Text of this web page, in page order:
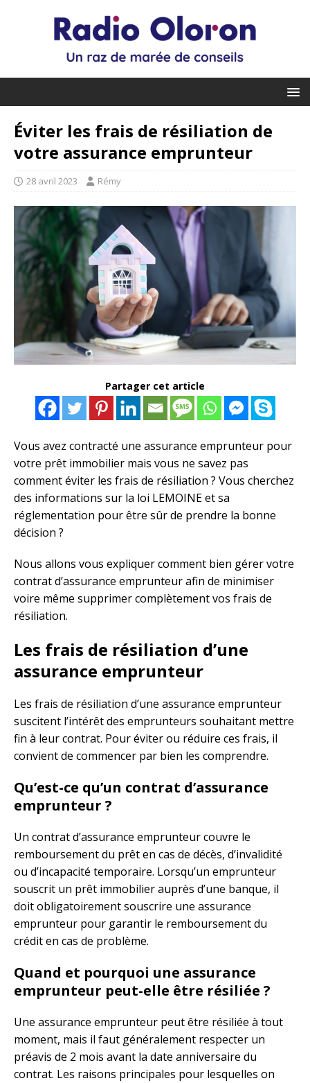
Éviter les frais de résiliation de
votre assurance emprunteur
28 avril 2023 Rémy
Partager cet article
Vous avez contracté une assurance emprunteur pour
votre prêt immobilier mais vous ne savez pas
comment éviter les frais de résiliation ? Vous cherchez
des informations sur la loi LEMOINE et sa
réglementation pour être sûr de prendre la bonne
décision ?
Nous allons vous expliquer comment bien gérer votre
contrat d’assurance emprunteur afin de minimiser
voire même supprimer complètement vos frais de
résiliation.
Les frais de résiliation d’une
assurance emprunteur
Les frais de résiliation d’une assurance emprunteur
suscitent l’intérêt des emprunteurs souhaitant mettre
fin à leur contrat. Pour éviter ou réduire ces frais, il
convient de commencer par bien les comprendre.
Qu’est-ce qu’un contrat d’assurance
emprunteur ?
Un contrat d’assurance emprunteur couvre le
remboursement du prêt en cas de décès, d’invalidité
ou d’incapacité temporaire. Lorsqu’un emprunteur
souscrit un prêt immobilier auprès d’une banque, il
doit obligatoirement souscrire une assurance
emprunteur pour garantir le remboursement du
crédit en cas de problème.
Quand et pourquoi une assurance
emprunteur peut-elle être résiliée ?
Une assurance emprunteur peut être résiliée à tout
moment, mais il faut généralement respecter un
préavis de 2 mois avant la date anniversaire du
contrat. Les raisons principales pour lesquelles on